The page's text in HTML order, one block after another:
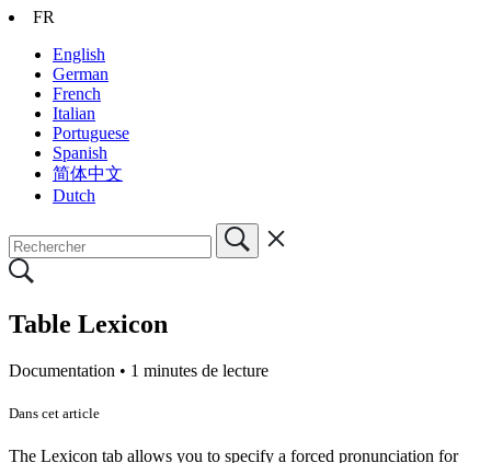
FR
English
German
French
Italian
Portuguese
Spanish
简体中文
Dutch
Table Lexicon
Documentation • 1 minutes de lecture
Dans cet article
The Lexicon tab allows you to specify a forced pronunciation for